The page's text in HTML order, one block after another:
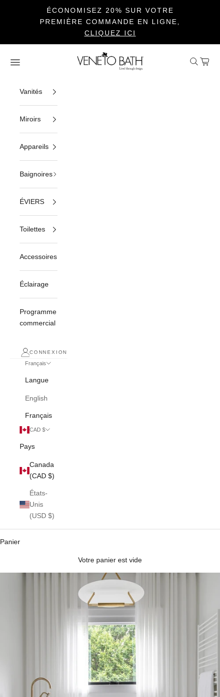
ÉCONOMISEZ 20% SUR VOTRE
PREMIÈRE COMMANDE EN LIGNE,
CLIQUEZ ICI
Veneto Bath
Ouvrir la navigation Ouvrir la
Voir
Vanités
Miroirs
Appareils
Baignoires
ÉVIERS
Toilettes
Accessoires
Éclairage
Programme
commercial
CONNEXION
CAD $
Pays
Canada
(CAD $)
États-
Unis
(USD $)
Français
Langue
English
Français
Panier
Votre panier est vide